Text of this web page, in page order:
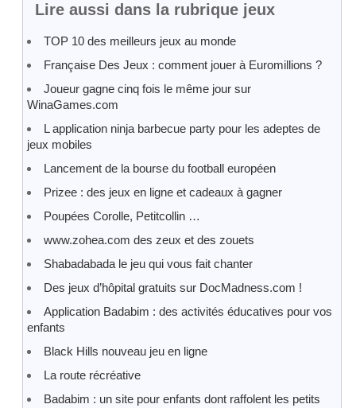
Lire aussi dans la rubrique jeux
TOP 10 des meilleurs jeux au monde
Française Des Jeux : comment jouer à Euromillions ?
Joueur gagne cinq fois le même jour sur
WinaGames.com
L application ninja barbecue party pour les adeptes de
jeux mobiles
Lancement de la bourse du football européen
Prizee : des jeux en ligne et cadeaux à gagner
Poupées Corolle, Petitcollin …
www.zohea.com des zeux et des zouets
Shabadabada le jeu qui vous fait chanter
Des jeux d’hôpital gratuits sur DocMadness.com !
Application Badabim : des activités éducatives pour vos
enfants
Black Hills nouveau jeu en ligne
La route récréative
Badabim : un site pour enfants dont raffolent les petits